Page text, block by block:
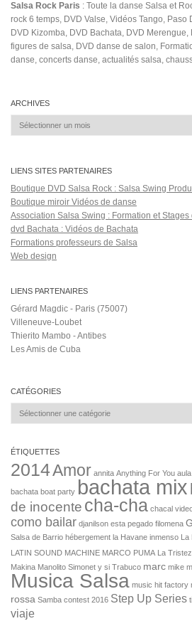
Salsa Rock Paris : Toute la danse Salsa et
rock 6 temps, DVD Valse, Vidéos Tango,
DVD Kizomba, DVD Bachata, DVD
figures de salsa, DVD danse de salon,
danse, concerts danse, actualités salsa,
ARCHIVES
Archives
LIENS SITES PARTENAIRES
Boutique DVD Salsa Rock : Salsa Swing
Boutique miroir Vidéos de danse
Association Salsa Swing : Formation et
dvd Bachata : Vidéos de Bachata
Formations professeurs de Salsa
Web design
LIENS PARTENAIRES
Gérard Magdic - Paris (75007)
Villeneuve-Loubet
Thierito Mambo - Antibes
Les Amis de Cuba
CATÉGORIES
Catégories
ÉTIQUETTES
2014Amor annita Anything For You
bachata boat party bachata mix
de inocente cha-cha chacal
como bailar djanilson esta pegado filomena
Salsa de Barrio hébergement la Havane inmenso
LATIN SOUND MACHINE MARCO PUMA
La
Makina Manolito Simonet y si Trabuco marc mike
Musica Salsa music hit factory
rossa Samba contest 2016 Step Up Series
viaje